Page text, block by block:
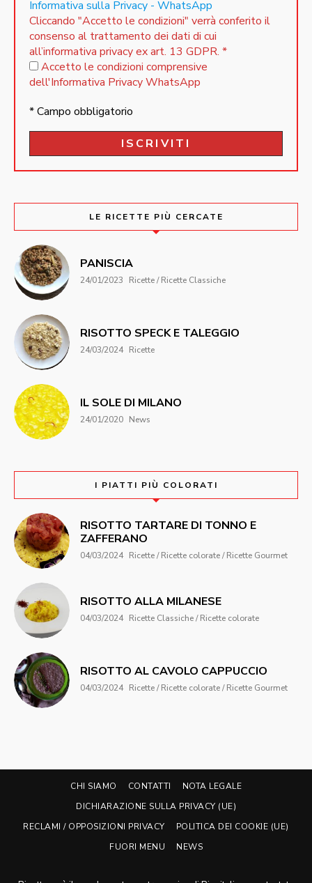
Informativa sulla Privacy - WhatsApp
Cliccando "Accetto le condizioni" verrà conferito il
consenso al trattamento dei dati di cui
all’informativa privacy ex art. 13 GDPR. *
Accetto le condizioni comprensive
dell'Informativa Privacy WhatsApp
* Campo obbligatorio
LE RICETTE PIÙ CERCATE
PANISCIA
24/01/2023 Ricette / Ricette Classiche
RISOTTO SPECK E TALEGGIO
24/03/2024 Ricette
IL SOLE DI MILANO
24/01/2020 News
I PIATTI PIÙ COLORATI
RISOTTO TARTARE DI TONNO E
ZAFFERANO
04/03/2024 Ricette / Ricette colorate / Ricette Gourmet
RISOTTO ALLA MILANESE
04/03/2024 Ricette Classiche / Ricette colorate
RISOTTO AL CAVOLO CAPPUCCIO
04/03/2024 Ricette / Ricette colorate / Ricette Gourmet
CHI SIAMO CONTATTI
NOTA LEGALE
DICHIARAZIONE SULLA PRIVACY (UE)
RECLAMI / OPPOSIZIONI PRIVACY
POLITICA DEI COOKIE (UE)
FUORI MENU
NEWS